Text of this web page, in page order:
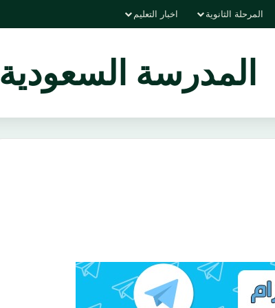
المرحلة الثانوية اخبار التعليم
المدرسة السعودية